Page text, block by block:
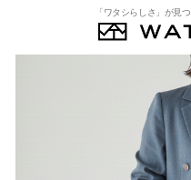
「ワタシらしさ」が見